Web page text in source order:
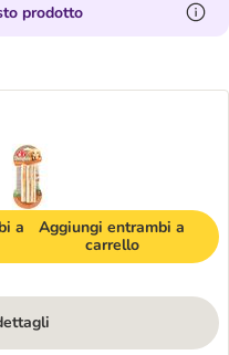
prodotto
a
Aggiungi entrambi a
carrello